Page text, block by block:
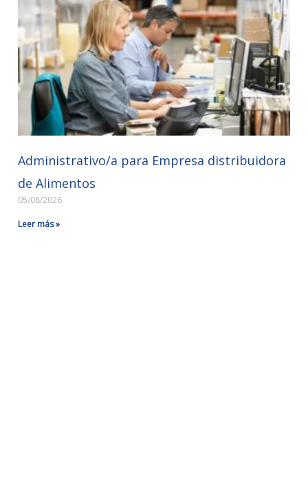
Administrativo/a para Empresa distribuidora
de Alimentos
05/08/2026
Leer más »